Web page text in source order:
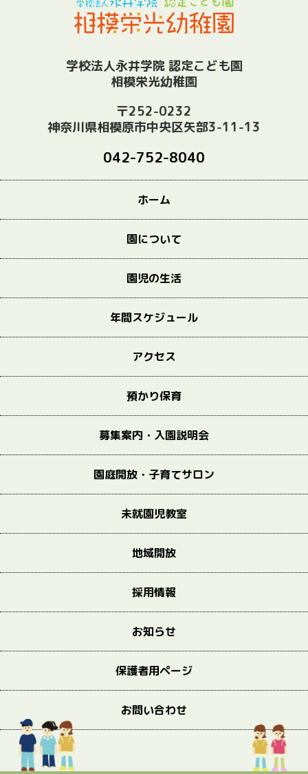
学校法人永井学院 認定こども園
相模栄光幼稚園
〒252-0232
神奈川県相模原市中央区矢部3-11-13
042-752-8040
ホーム
園について
園児の生活
年間スケジュール
アクセス
預かり保育
募集案内・入園説明会
園庭開放・子育てサロン
未就園児教室
地域開放
採用情報
お知らせ
保護者用ページ
お問い合わせ